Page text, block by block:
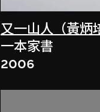
又一山人（黃炳
一本家書
2006